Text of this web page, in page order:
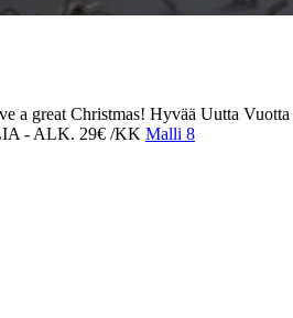
a great Christmas! Hyvää Uutta Vuotta
- ALK. 29€ /KK Malli 8